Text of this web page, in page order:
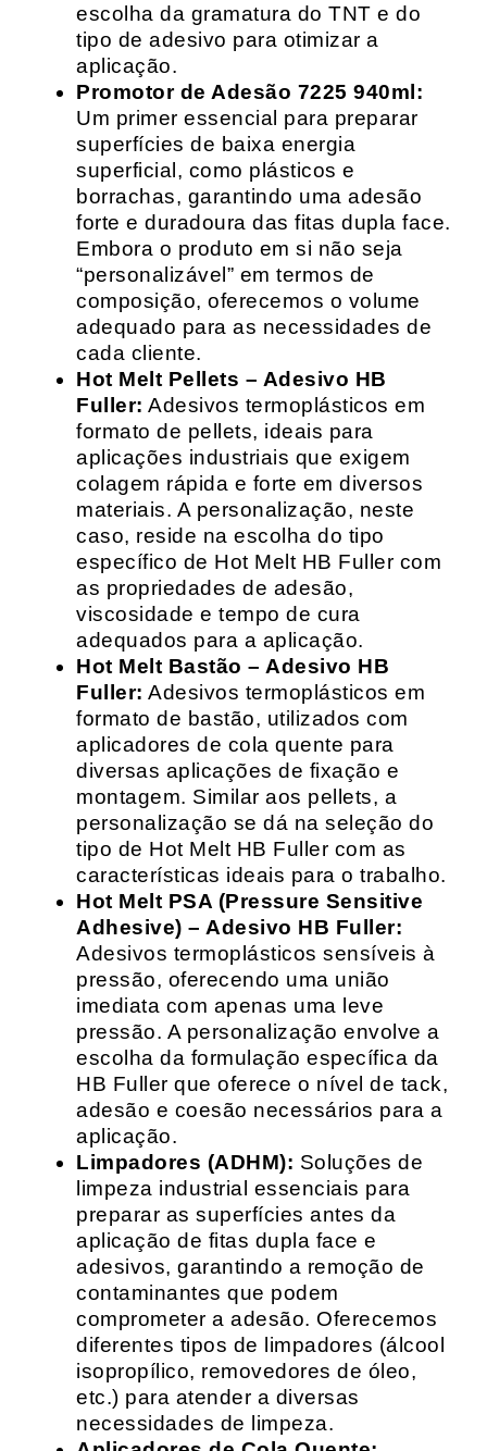
escolha da gramatura do TNT e do
tipo de adesivo para otimizar a
aplicação.
Promotor de Adesão 7225 940ml:
Um primer essencial para preparar
superfícies de baixa energia
superficial, como plásticos e
borrachas, garantindo uma adesão
forte e duradoura das fitas dupla face.
Embora o produto em si não seja
“personalizável” em termos de
composição, oferecemos o volume
adequado para as necessidades de
cada cliente.
Hot Melt Pellets – Adesivo HB
Fuller: Adesivos termoplásticos em
formato de pellets, ideais para
aplicações industriais que exigem
colagem rápida e forte em diversos
materiais. A personalização, neste
caso, reside na escolha do tipo
específico de Hot Melt HB Fuller com
as propriedades de adesão,
viscosidade e tempo de cura
adequados para a aplicação.
Hot Melt Bastão – Adesivo HB
Fuller: Adesivos termoplásticos em
formato de bastão, utilizados com
aplicadores de cola quente para
diversas aplicações de fixação e
montagem. Similar aos pellets, a
personalização se dá na seleção do
tipo de Hot Melt HB Fuller com as
características ideais para o trabalho.
Hot Melt PSA (Pressure Sensitive
Adhesive) – Adesivo HB Fuller:
Adesivos termoplásticos sensíveis à
pressão, oferecendo uma união
imediata com apenas uma leve
pressão. A personalização envolve a
escolha da formulação específica da
HB Fuller que oferece o nível de tack,
adesão e coesão necessários para a
aplicação.
Limpadores (ADHM): Soluções de
limpeza industrial essenciais para
preparar as superfícies antes da
aplicação de fitas dupla face e
adesivos, garantindo a remoção de
contaminantes que podem
comprometer a adesão. Oferecemos
diferentes tipos de limpadores (álcool
isopropílico, removedores de óleo,
etc.) para atender a diversas
necessidades de limpeza.